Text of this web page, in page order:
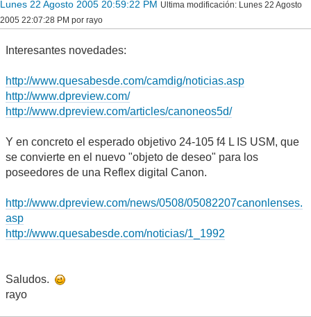
Lunes 22 Agosto 2005 20:59:22 PM Ultima modificación: Lunes 22 Agosto
2005 22:07:28 PM por rayo
Interesantes novedades:
http://www.quesabesde.com/camdig/noticias.asp
http://www.dpreview.com/
http://www.dpreview.com/articles/canoneos5d/
Y en concreto el esperado objetivo 24-105 f4 L IS USM, que
se convierte en el nuevo "objeto de deseo" para los
poseedores de una Reflex digital Canon.
http://www.dpreview.com/news/0508/05082207canonlenses.
asp
http://www.quesabesde.com/noticias/1_1992
Saludos.
rayo